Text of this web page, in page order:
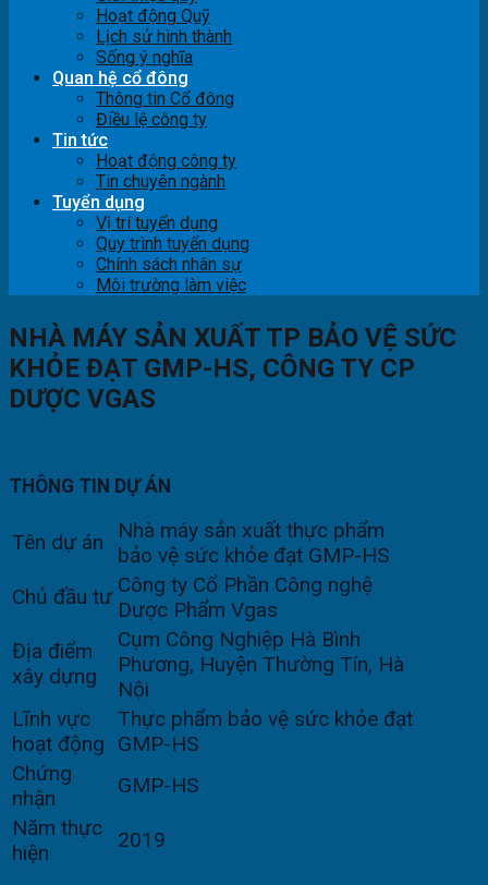
Hoạt động Quỹ
Lịch sử hình thành
Sống ý nghĩa
Quan hệ cổ đông
Thông tin Cổ đông
Điều lệ công ty
Tin tức
Hoạt động công ty
Tin chuyên ngành
Tuyển dụng
Vị trí tuyển dụng
Quy trình tuyển dụng
Chính sách nhân sự
Môi trường làm việc
NHÀ MÁY SẢN XUẤT TP BẢO VỆ SỨC
KHỎE ĐẠT GMP-HS, CÔNG TY CP
DƯỢC VGAS
THÔNG TIN DỰ ÁN
Tên dự án
Nhà máy sản xuất thực phẩm
bảo vệ sức khỏe đạt GMP-HS
Chủ đầu tư Công ty Cổ Phần Công nghệ
Dược Phẩm Vgas
Địa điểm
xây dựng
Cụm Công Nghiệp Hà Bình
Phương, Huyện Thường Tín, Hà
Nội
Lĩnh vực
hoạt động
Thực phẩm bảo vệ sức khỏe đạt
GMP-HS
Chứng
nhận
GMP-HS
Năm thực
hiện
2019